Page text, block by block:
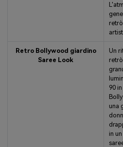
Retro Bollywood giardino
Saree Look
Un
90
una
in